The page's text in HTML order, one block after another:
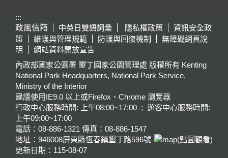
:::
政風信箱
中英日雙語詞彙 隱私權政策
資訊安全政
策
維護與管理規範 防護與回復機制
無障礙網頁說
明
網站資料開放宣告
內政部國家公園署 墾丁國家公園管理處 版權所有 Kenting
National Park Headquarters, National Park Service,
Ministry of the Interior
建議使用IE9.0 以上或Firefox、Chrome 瀏覽器
行政中心服務時間: 上午08:00~17:00 ; 遊客中心服務時間:
上午09:00~17:00
電話：08-886-1321 傳真：08-886-1547
地址：946008屏東縣恆春鎮墾丁路596號
(點圖觀看)
更新日期： 115-08-07